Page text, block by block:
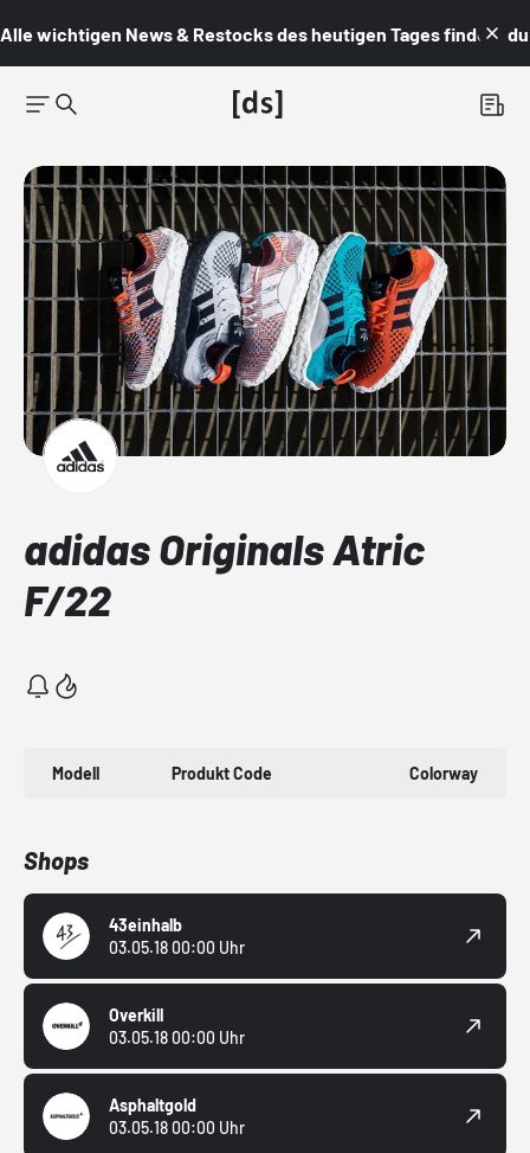
Alle wichtigen News & Restocks des heutigen Tages findest du
adidas Originals Atric
F/22
Modell Produkt Code Colorway
Shops
43einhalb
03.05.18 00:00 Uhr
Overkill
03.05.18 00:00 Uhr
Asphaltgold
03.05.18 00:00 Uhr